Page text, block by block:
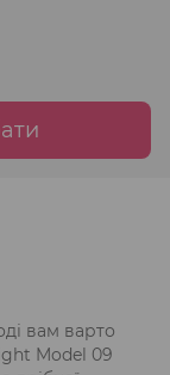
вам варто
Model 09